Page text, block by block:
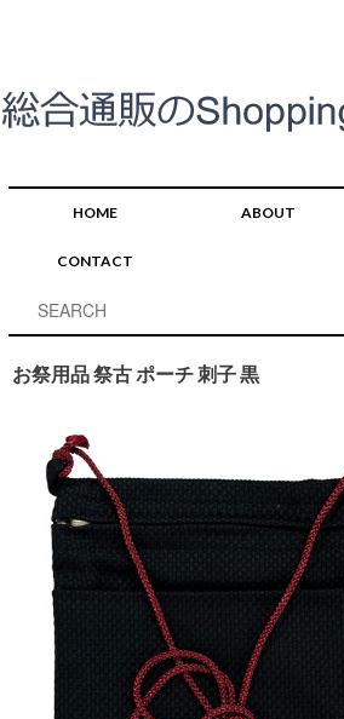
HOME ABOUT
CONTACT
お祭用品 祭古 ポーチ 刺子 黒